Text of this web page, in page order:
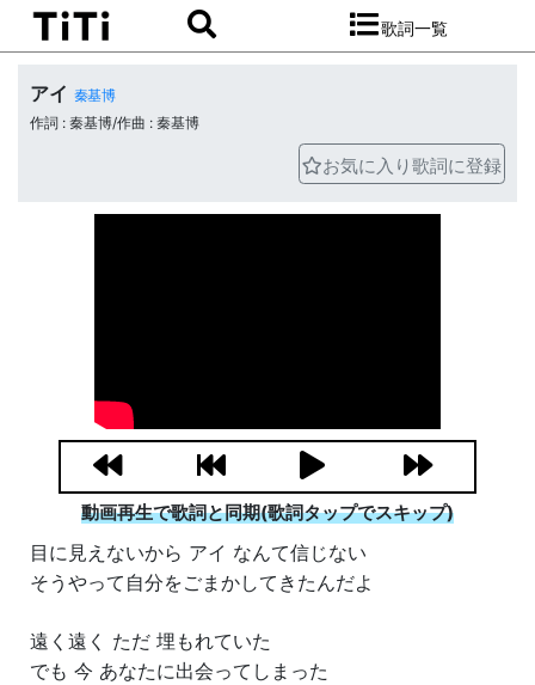
歌詞一覧
アイ 秦基博
作詞 : 秦基博/作曲 : 秦基博
お気に入り歌詞に登録
動画再生で歌詞と同期(歌詞タップでスキップ)
目に見えないから アイ なんて信じない
そうやって自分をごまかしてきたんだよ
遠く遠く ただ 埋もれていた
でも 今 あなたに出会ってしまった